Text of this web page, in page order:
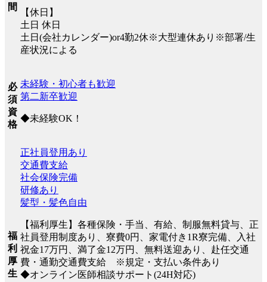
間
【休日】
土日 休日
土日(会社カレンダー)or4勤2休※大型連休あり※部署/生
産状況による
必
須
資
格
未経験・初心者も歓迎
第二新卒歓迎
◆未経験OK！
福
利
厚
生
正社員登用あり
交通費支給
社会保険完備
研修あり
髪型・髪色自由
【福利厚生】各種保険・手当、有給、制服無料貸与、正
社員登用制度あり、寮費0円、家電付き1R寮完備、入社
祝金17万円、満了金12万円、無料送迎あり、赴任交通
費・通勤交通費支給 ※規定・支払い条件あり
◆オンライン医師相談サポート(24H対応)